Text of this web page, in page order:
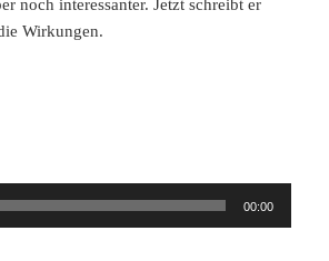
noch interessanter. Jetzt schreibt er
Wirkungen.
00:00